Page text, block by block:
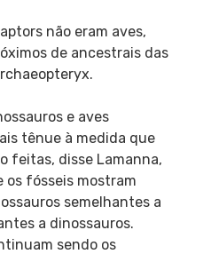
não eram aves,
de ancestrais das
e aves
tênue à medida que
feitas, disse Lamanna,
os fósseis mostram
semelhantes a
a dinossauros.
sendo os